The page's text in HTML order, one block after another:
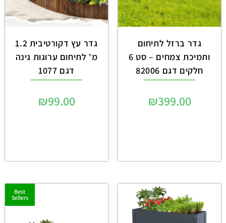
גדר ברזל לתיחום
ותמיכת צמחים – סט 6
חלקים דגם 82006
₪399.00
גדר עץ דקורטיבית 1.2
מ' לתיחום ערוגות גינה
דגם 1077
₪99.00
Best
Sellers